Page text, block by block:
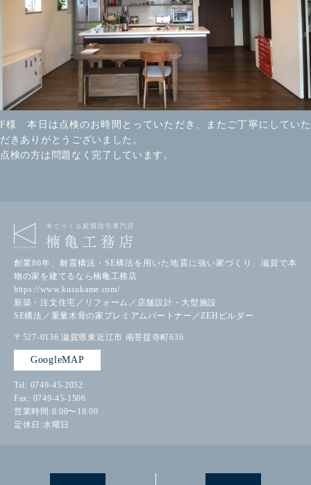
F様 本日は点検のお時間とっていただき、またご丁寧にしていた
だきありがとうございました。
点検の方は問題なく完了しています。
創業86年、耐震構法・SE構法を用いた地震に強い家づくり、滋賀で本
物の家を建てるなら楠亀工務店
https://www.kusukame.com/
新築・注文住宅／リフォーム／店舗設計・大型施設
SE構法／重量木骨の家プレミアムパートナー／ZEHビルダー
〒527-0136 滋賀県東近江市 南菩提寺町636
GoogleMAP
Tel: 0749-45-2052
Fax: 0749-45-1506
営業時間:8:00〜18:00
定休日:水曜日